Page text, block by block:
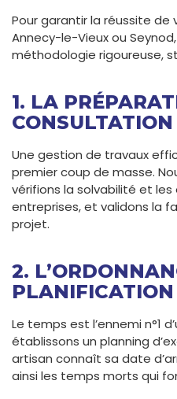
Pour garantir la réussite de
Annecy-le-Vieux ou
méthodologie rigoureuse,
1. LA
Une gestion de travaux
premier coup de masse.
vérifions la solvabilité et
entreprises, et validons la
projet.
2.
Le temps est l’ennemi n°1
établissons un planning
artisan connaît sa date
ainsi les temps morts qui